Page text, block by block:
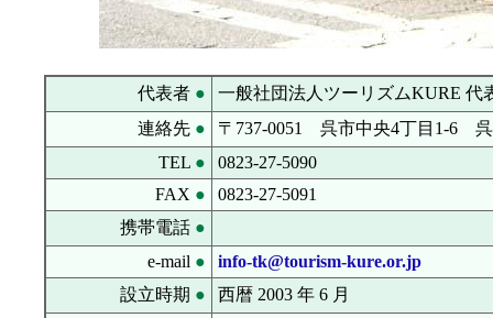
代表者 ●
一般社団法人ツーリズムKURE
連絡先 ●
〒737-0051 呉市中央4丁目1-6
TEL ●
0823-27-5090
FAX ●
0823-27-5091
携帯電話 ●
e-mail ●
info-tk@tourism-kure.or.jp
設立時期 ●
西暦 2003 年 6 月